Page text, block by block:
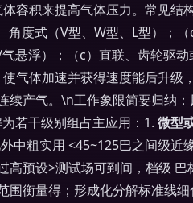
容积来提高气体压力。常见结
度式（V型、W型、L型）；
悬浮）；（c）直联、齿轮
气体加速并获得速度能后升级
续产气。\n工作象限简要归
若干级别组占主应用：1. 微型
中粗实用 <45~125巴之间级近
高预设>测试场可到间，档级
围衡量得；形成化分解标准线